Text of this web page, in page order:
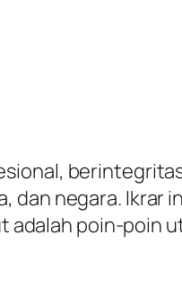
negara. Ikrar
poin-poin